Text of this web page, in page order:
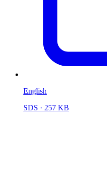
English
SDS · 257 KB